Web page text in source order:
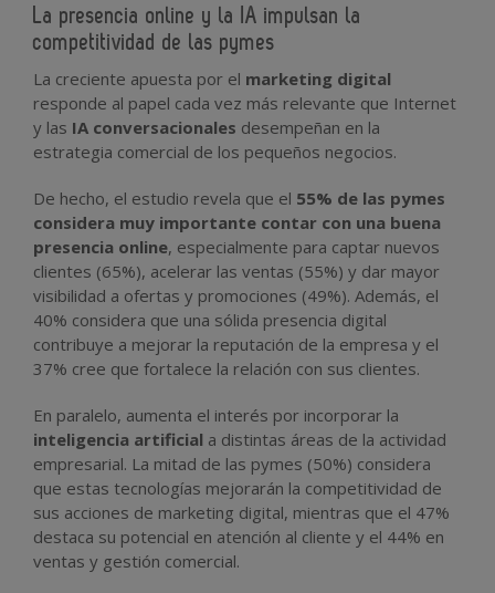
La presencia online y la IA impulsan la
competitividad de las pymes
La creciente apuesta por el marketing digital
responde al papel cada vez más relevante que Internet
y las IA conversacionales desempeñan en la
estrategia comercial de los pequeños negocios.
De hecho, el estudio revela que el 55% de las pymes
considera muy importante contar con una buena
presencia online, especialmente para captar nuevos
clientes (65%), acelerar las ventas (55%) y dar mayor
visibilidad a ofertas y promociones (49%). Además, el
40% considera que una sólida presencia digital
contribuye a mejorar la reputación de la empresa y el
37% cree que fortalece la relación con sus clientes.
En paralelo, aumenta el interés por incorporar la
inteligencia artificial a distintas áreas de la actividad
empresarial. La mitad de las pymes (50%) considera
que estas tecnologías mejorarán la competitividad de
sus acciones de marketing digital, mientras que el 47%
destaca su potencial en atención al cliente y el 44% en
ventas y gestión comercial.